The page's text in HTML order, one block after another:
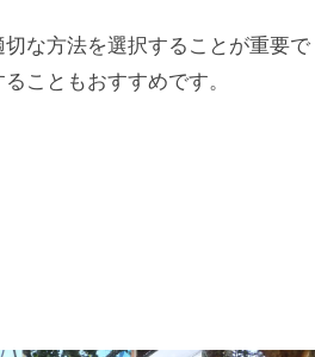
な方法を選択することが重要で
こともおすすめです。